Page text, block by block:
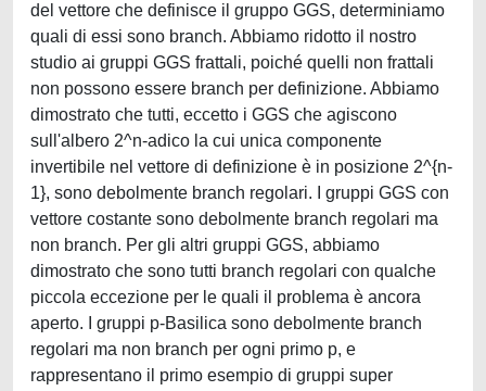
del vettore che definisce il gruppo GGS, determiniamo
quali di essi sono branch. Abbiamo ridotto il nostro
studio ai gruppi GGS frattali, poiché quelli non frattali
non possono essere branch per definizione. Abbiamo
dimostrato che tutti, eccetto i GGS che agiscono
sull'albero 2^n-adico la cui unica componente
invertibile nel vettore di definizione è in posizione 2^{n-
1}, sono debolmente branch regolari. I gruppi GGS con
vettore costante sono debolmente branch regolari ma
non branch. Per gli altri gruppi GGS, abbiamo
dimostrato che sono tutti branch regolari con qualche
piccola eccezione per le quali il problema è ancora
aperto. I gruppi p-Basilica sono debolmente branch
regolari ma non branch per ogni primo p, e
rappresentano il primo esempio di gruppi super